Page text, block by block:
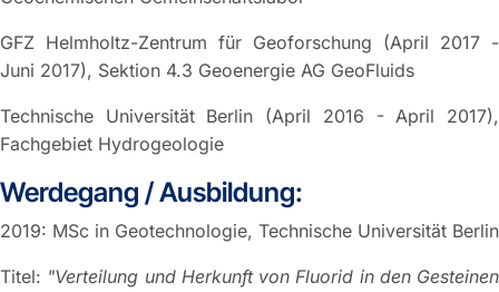
GFZ Helmholtz-Zentrum für Geoforschung (April 2017 -
Juni 2017), Sektion 4.3 Geoenergie AG GeoFluids
Technische Universität Berlin (April 2016 - April 2017),
Fachgebiet Hydrogeologie
Werdegang / Ausbildung:
2019: MSc in Geotechnologie, Technische Universität Berlin
Titel: "Verteilung und Herkunft von Fluorid in den Gesteinen